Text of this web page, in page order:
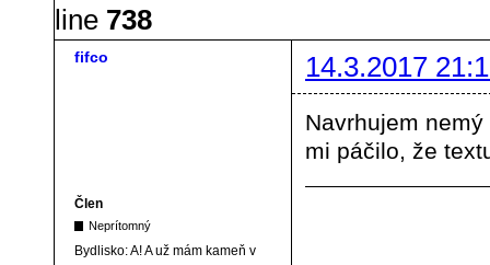
line 738
fifco 14.3.2017
Člen
Neprítomný
Bydlisko:A! A už mám kameň v
Navrhujem
mi páčilo, že